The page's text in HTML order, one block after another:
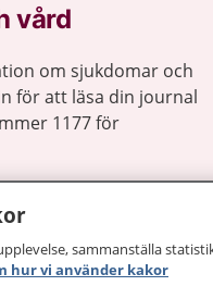
vård
om sjukdomar och
för att läsa din journal
1177 för
sammanställa
hur vi använder kakor